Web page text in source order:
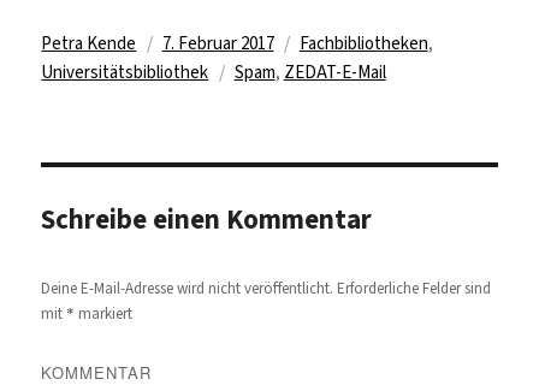
Autor
Petra Kende
Veröffentlicht
am
7. Februar 2017 Kategorien
Fachbibliotheken,
Universitätsbibliothek
Schlagwörter
Spam, ZEDAT-E-Mail
Schreibe einen Kommentar
Deine E-Mail-Adresse wird nicht veröffentlicht. Erforderliche Felder sind
mit * markiert
KOMMENTAR